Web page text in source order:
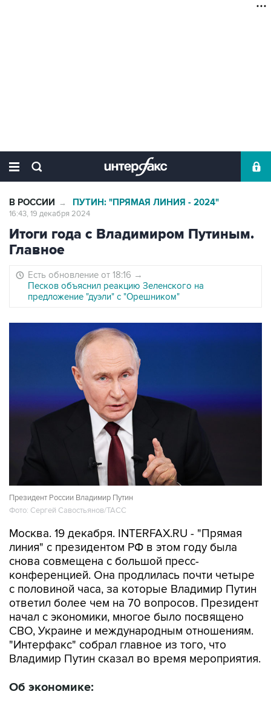
В РОССИИ → ПУТИН: "ПРЯМАЯ ЛИНИЯ - 2024"
16:43, 19 декабря 2024
Итоги года с Владимиром Путиным.
Главное
Есть обновление от 18:16 →
Песков объяснил реакцию Зеленского на
предложение "дуэли" с "Орешником"
Президент России Владимир Путин
Фото: Сергей Савостьянов/ТАСС
Москва. 19 декабря. INTERFAX.RU - "Прямая
линия" с президентом РФ в этом году была
снова совмещена с большой пресс-
конференцией. Она продлилась почти четыре
с половиной часа, за которые Владимир Путин
ответил более чем на 70 вопросов. Президент
начал с экономики, многое было посвящено
СВО, Украине и международным отношениям.
"Интерфакс" собрал главное из того, что
Владимир Путин сказал во время мероприятия.
Об экономике: